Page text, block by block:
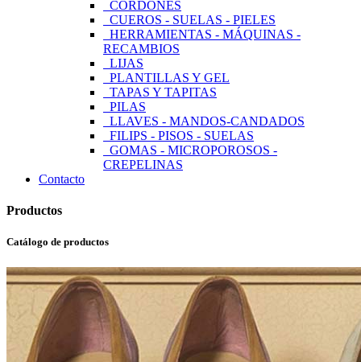
CORDONES
CUEROS - SUELAS - PIELES
HERRAMIENTAS - MÁQUINAS -
RECAMBIOS
LIJAS
PLANTILLAS Y GEL
TAPAS Y TAPITAS
PILAS
LLAVES - MANDOS-CANDADOS
FILIPS - PISOS - SUELAS
GOMAS - MICROPOROSOS -
CREPELINAS
Contacto
Productos
Catálogo de productos